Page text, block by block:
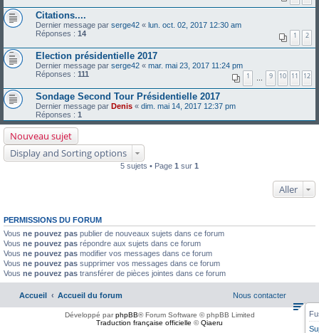
Citations....
Dernier message par serge42 « lun. oct. 02, 2017 12:30 am
Réponses : 14 1 2
Election présidentielle 2017
Dernier message par serge42 « mar. mai 23, 2017 11:24 pm
Réponses : 111 1 … 9 10 11 12
Sondage Second Tour Présidentielle 2017
Dernier message par Denis « dim. mai 14, 2017 12:37 pm
Réponses : 1
Nouveau sujet
Display and Sorting options
5 sujets • Page 1 sur 1
Aller
PERMISSIONS DU FORUM
Vous ne pouvez pas publier de nouveaux sujets dans ce forum
Vous ne pouvez pas répondre aux sujets dans ce forum
Vous ne pouvez pas modifier vos messages dans ce forum
Vous ne pouvez pas supprimer vos messages dans ce forum
Vous ne pouvez pas transférer de pièces jointes dans ce forum
Accueil Accueil du forum Nous contacter
Développé parphpBB® Forum Software © phpBB Limited
Traduction française officielle ©Qiaeru